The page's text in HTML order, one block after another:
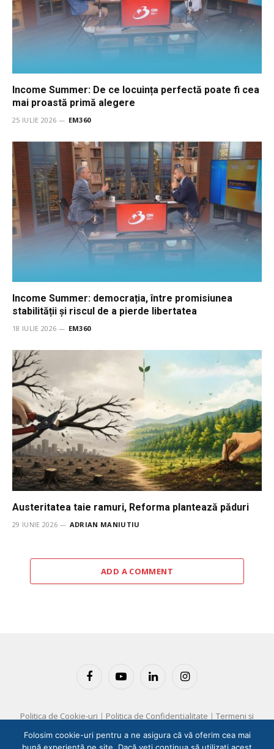
Income Summer: De ce locuința perfectă poate fi cea
mai proastă primă alegere
25 IULIE 2026 EM360
Income Summer: democrația, între promisiunea
stabilității și riscul de a pierde libertatea
18 IULIE 2026 EM360
Austeritatea taie ramuri, Reforma plantează păduri
29 IUNIE 2026 ADRIAN MANIUTIU
ADD A COMMENT
FacebookYouTubeLinkedInInstagram
Politica de Cookie-uri | Politica de Confidențialitate | Termeni și
Folosim cookie-uri pentru a ne asigura că vă oferim cea mai